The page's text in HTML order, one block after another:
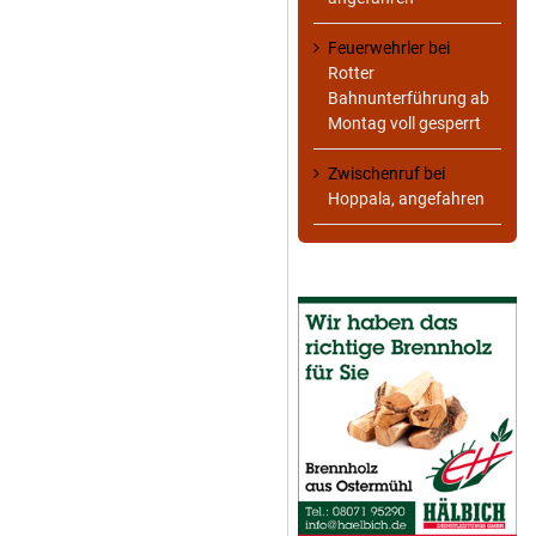
Feuerwehrler bei
Rotter
Bahnunterführung ab
Montag voll gesperrt
Zwischenruf bei
Hoppala, angefahren